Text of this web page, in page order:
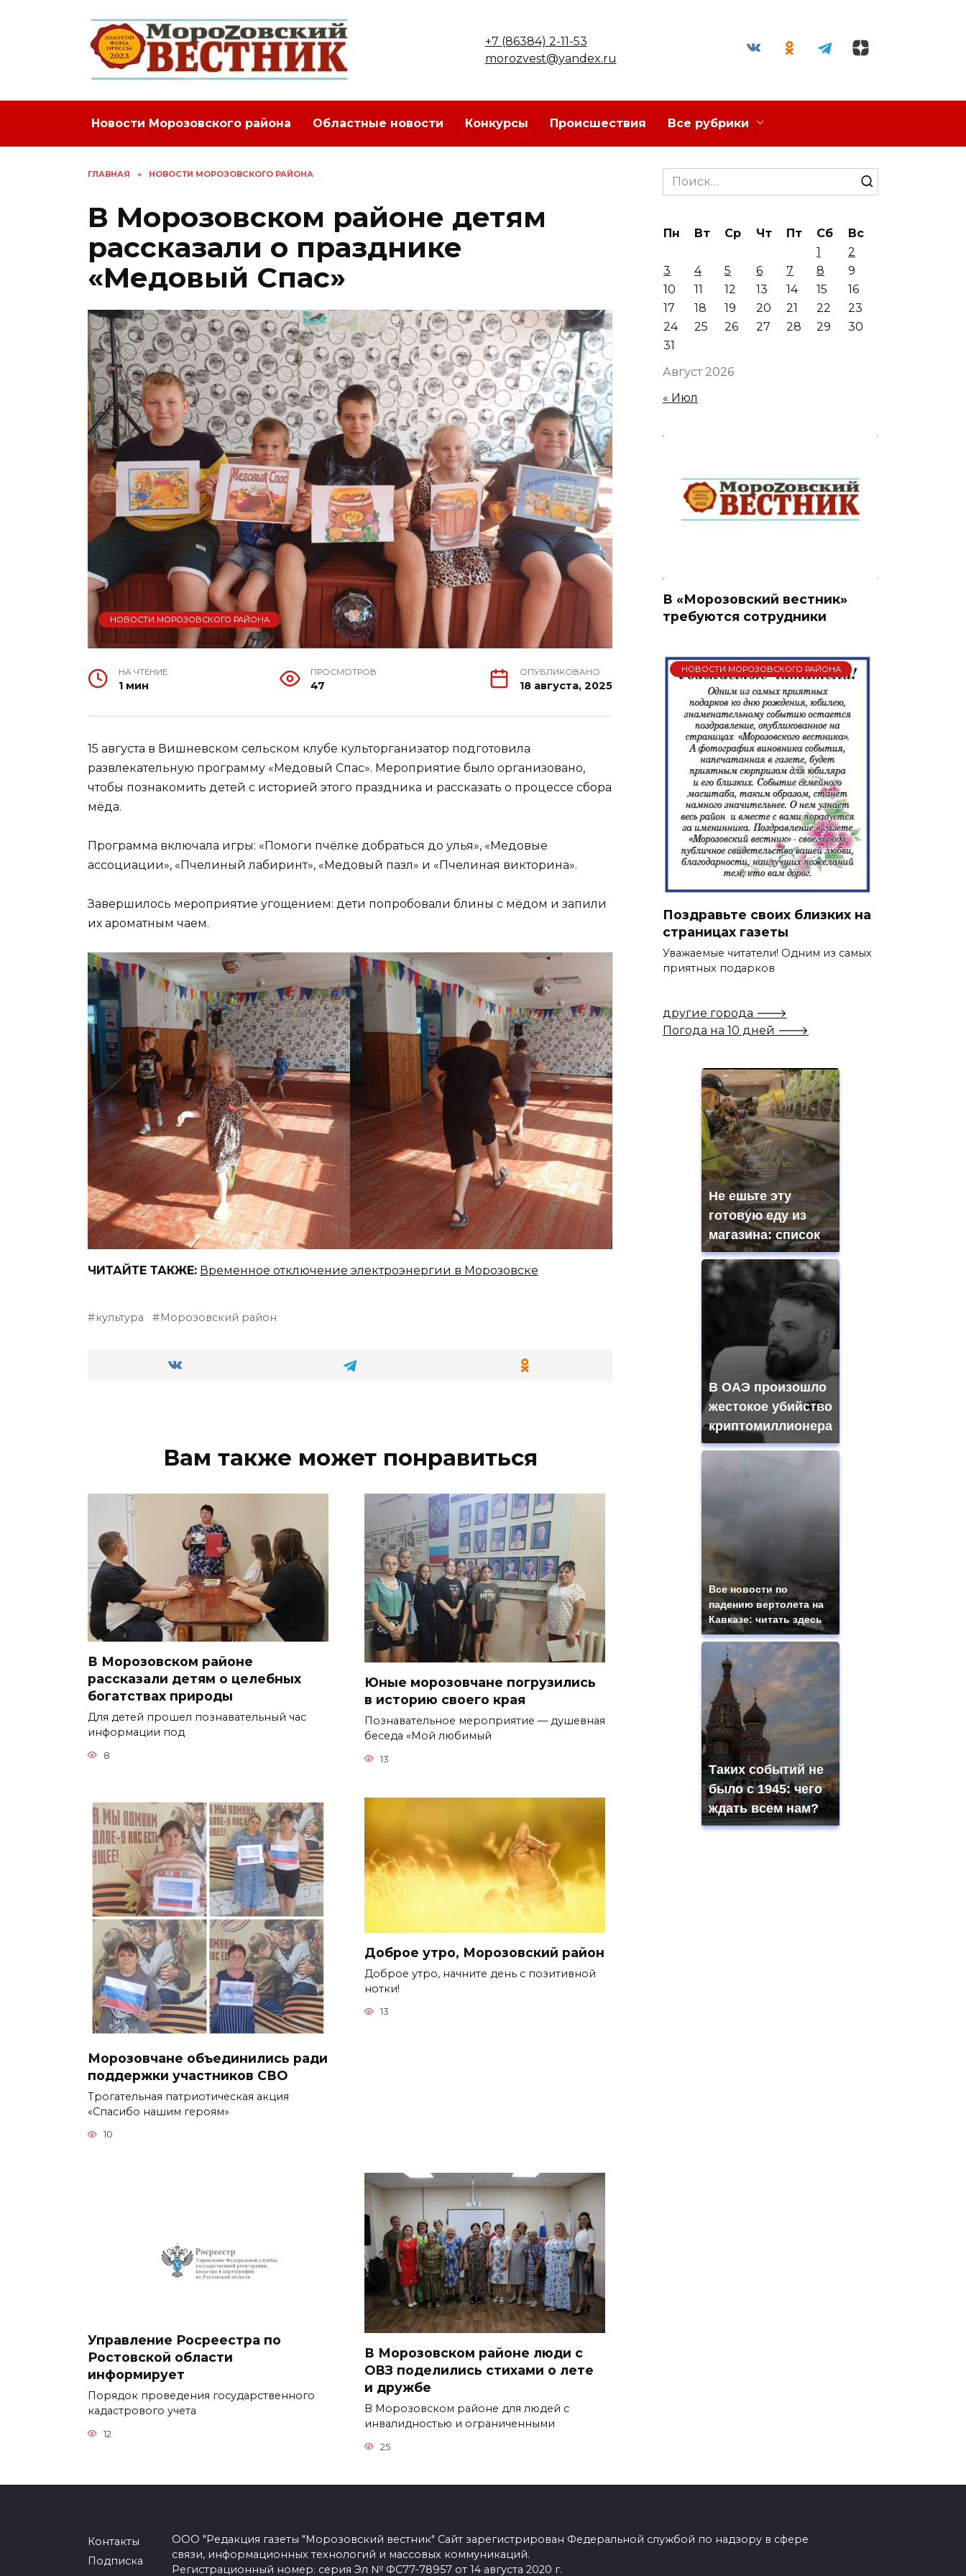
+7 (86384) 2-11-53
morozvest@yandex.ru
Новости Морозовского района Областные новости Конкурсы Происшествия Все рубрики
ГЛАВНАЯ » НОВОСТИ МОРОЗОВСКОГО РАЙОНА
В Морозовском районе детям
рассказали о празднике
«Медовый Спас»
НОВОСТИ МОРОЗОВСКОГО РАЙОНА
НА ЧТЕНИЕ
1 мин
ПРОСМОТРОВ
47
ОПУБЛИКОВАНО
18 августа, 2025
15 августа в Вишневском сельском клубе культорганизатор подготовила
развлекательную программу «Медовый Спас». Мероприятие было организовано,
чтобы познакомить детей с историей этого праздника и рассказать о процессе сбора
мёда.
Программа включала игры: «Помоги пчёлке добраться до улья», «Медовые
ассоциации», «Пчелиный лабиринт», «Медовый пазл» и «Пчелиная викторина».
Завершилось мероприятие угощением: дети попробовали блины с мёдом и запили
их ароматным чаем.
ЧИТАЙТЕ ТАКЖЕ: Временное отключение электроэнергии в Морозовске
культура Морозовский район
Вам также может понравиться
В Морозовском районе
рассказали детям о целебных
богатствах природы
Для детей прошел познавательный час
информации под
8
Юные морозовчане погрузились
в историю своего края
Познавательное мероприятие — душевная
беседа «Мой любимый
13
Морозовчане объединились ради
поддержки участников СВО
Трогательная патриотическая акция
«Спасибо нашим героям»
10
Доброе утро, Морозовский район
Доброе утро, начните день с позитивной
нотки!
13
Управление Росреестра по
Ростовской области
информирует
Порядок проведения государственного
кадастрового учета
12
В Морозовском районе люди с
ОВЗ поделились стихами о лете
и дружбе
В Морозовском районе для людей с
инвалидностью и ограниченными
25
Search
for:
Август 2026
Пн Вт Ср Чт Пт Сб
Вс
1
2
3
4 5 6 7 8
9
10
11 12 13 14 15
16
17
18 19 20 21 22
23
24
25 26 27 28 29
30
31
« Июл
В «Морозовский вестник»
требуются сотрудники
НОВОСТИ МОРОЗОВСКОГО РАЙОНА
Поздравьте своих близких на
страницах газеты
Уважаемые читатели! Одним из самых
приятных подарков
другие города 🡒
Погода на 10 дней 🡒
Не ешьте эту
готовую еду из
магазина: список
В ОАЭ произошло
жестокое убийство
криптомиллионера
Все новости по
падению вертолета на
Кавказе: читать здесь
Таких событий не
было с 1945: чего
ждать всем нам?
Контакты
Подписка
ООО "Редакция газеты "Морозовский вестник" Сайт зарегистрирован Федеральной службой по надзору в сфере
связи, информационных технологий и массовых коммуникаций.
Регистрационный номер: серия Эл № ФС77-78957 от 14 августа 2020 г.